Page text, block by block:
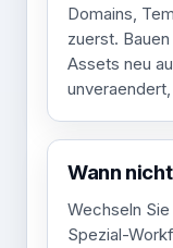
Domains,
zuerst.
Assets neu
Wann
Wechseln
Spezial-